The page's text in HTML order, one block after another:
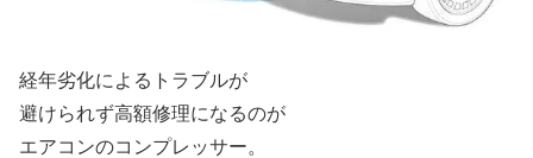
経年劣化によるトラブルが
避けられず高額修理になるのが
エアコンのコンプレッサー。